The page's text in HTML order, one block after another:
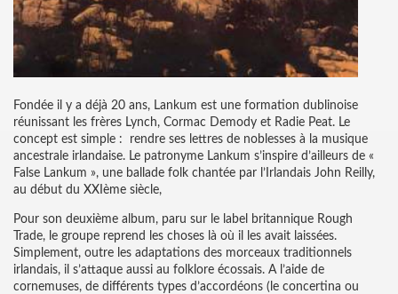
Fondée il y a déjà 20 ans, Lankum est une formation dublinoise
réunissant les frères Lynch, Cormac Demody et Radie Peat. Le
concept est simple : rendre ses lettres de noblesses à la musique
ancestrale irlandaise. Le patronyme Lankum s’inspire d’ailleurs de «
False Lankum », une ballade folk chantée par l’Irlandais John Reilly,
au début du XXIème siècle,
Pour son deuxième album, paru sur le label britannique Rough
Trade, le groupe reprend les choses là où il les avait laissées.
Simplement, outre les adaptations des morceaux traditionnels
irlandais, il s’attaque aussi au folklore écossais. A l’aide de
cornemuses, de différents types d’accordéons (le concertina ou